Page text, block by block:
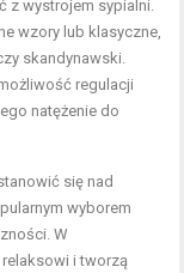
z wystrojem sypialni.
wzory lub klasyczne,
skandynawski.
regulacji
natężenie do
się nad
wyborem
W
i tworzą